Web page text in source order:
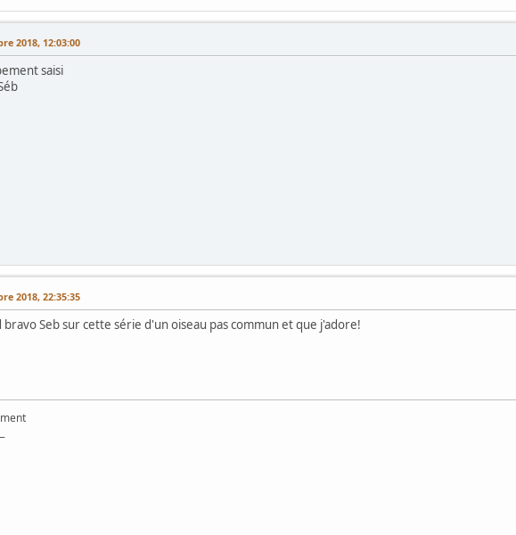
2018, 12:03:00
saisi
2018, 22:35:35
bravo Seb sur cette série d'un oiseau pas commun et que j'adore!